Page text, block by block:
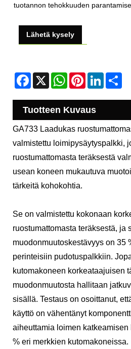
tuotannon tehokkuuden
Lähetä kysely
Facebook
X WhatsApp
PinterestLinkedIn
Tuotteen Kuvaus
GA733 Laadukas
valmistettu loimipysäytyspalkki,
ruostumattomasta teräksestä
usean koneen mukautuva
tärkeitä kohokohtia.
Se on valmistettu kokonaan
ruostumattomasta teräksestä, ja
muodonmuutoskestävyys on 35
perinteisiin pudotuspalkkiin.
kutomakoneen korkeataajuisen
muodonmuutosta hallitaan
sisällä. Testaus on osoittanut,
käyttö on vähentänyt
aiheuttamia loimen
% eri merkkien kutomakoneissa.